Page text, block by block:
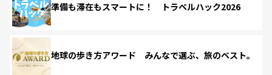
準備も滞在もスマートに！ トラベルハック2026
地球の歩き方アワード みんなで選ぶ、旅のベスト。